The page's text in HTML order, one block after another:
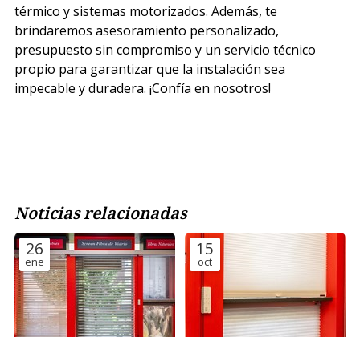
térmico y sistemas motorizados. Además, te
brindaremos asesoramiento personalizado,
presupuesto sin compromiso y un servicio técnico
propio para garantizar que la instalación sea
impecable y duradera. ¡Confía en nosotros!
Noticias relacionadas
26
ene
15
oct